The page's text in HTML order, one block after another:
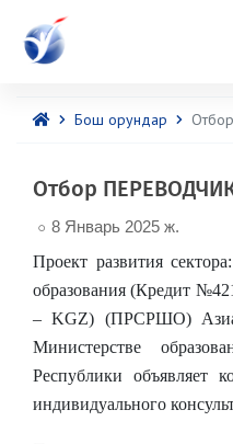
Бош орундар
Отбор
8 Январь 2025 ж.
Проект развития
образования (Кредит
– KGZ) (ПРСРШО)
Министерстве
Республики объявляет
индивидуального